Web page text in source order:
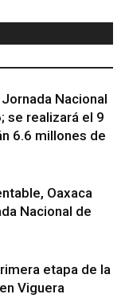
Nacional
se realizará el 9
6.6 millones de
Oaxaca
Nacional de
etapa de la
Viguera